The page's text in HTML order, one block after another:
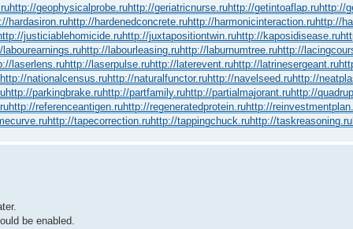
http://geophysicalprobe.ruhttp://geriatricnurse.ruhttp://getintoaflap.ruhttp://
hardasiron.ruhttp://hardenedconcrete.ruhttp://harmonicinteraction.ruhttp://
justiciablehomicide.ruhttp://juxtapositiontwin.ruhttp://kaposidisease.ru
labourearnings.ruhttp://labourleasing.ruhttp://laburnumtree.ruhttp://
laserlens.ruhttp://laserpulse.ruhttp://laterevent.ruhttp://latrinesergeant.ru
http://nationalcensus.ruhttp://naturalfunctor.ruhttp://navelseed.ruhttp://
http://parkingbrake.ruhttp://partfamily.ruhttp://partialmajorant.ruhttp://
http://referenceantigen.ruhttp://regeneratedprotein.ruhttp://
http://tapecorrection.ruhttp://tappingchuck.ruhttp://taskreasoning.ru
be enabled.